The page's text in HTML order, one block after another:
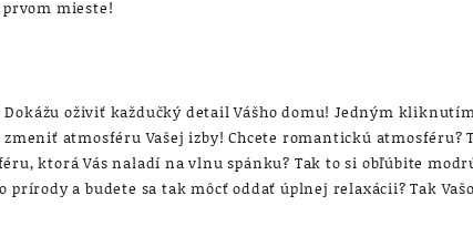
mieste!
oživiť každučký detail Vášho domu! Jedným
atmosféru Vašej izby! Chcete romantickú atmosféru?
ktorá Vás naladí na vlnu spánku? Tak to si obľúbite
a budete sa tak môcť oddať úplnej relaxácii? Tak